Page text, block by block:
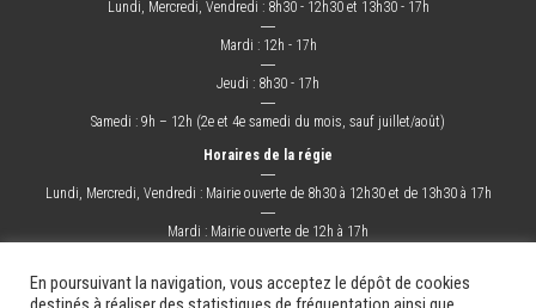
Lundi, Mercredi, Vendredi : 8h30 - 12h30 et 13h30 - 17h
―
Mardi : 12h - 17h
―
Jeudi : 8h30 - 17h
―
Samedi : 9h – 12h (2e et 4e samedi du mois, sauf juillet/août)
Horaires de la régie
―
Lundi, Mercredi, Vendredi : Mairie ouverte de 8h30 à 12h30 et de 13h30 à 17h
―
Mardi : Mairie ouverte de 12h à 17h
En poursuivant la navigation, vous acceptez le dépôt de cookies